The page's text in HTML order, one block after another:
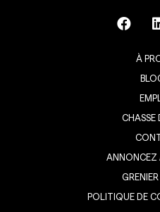
À
CHASSE
ANNONCEZ
POLITIQUE DE